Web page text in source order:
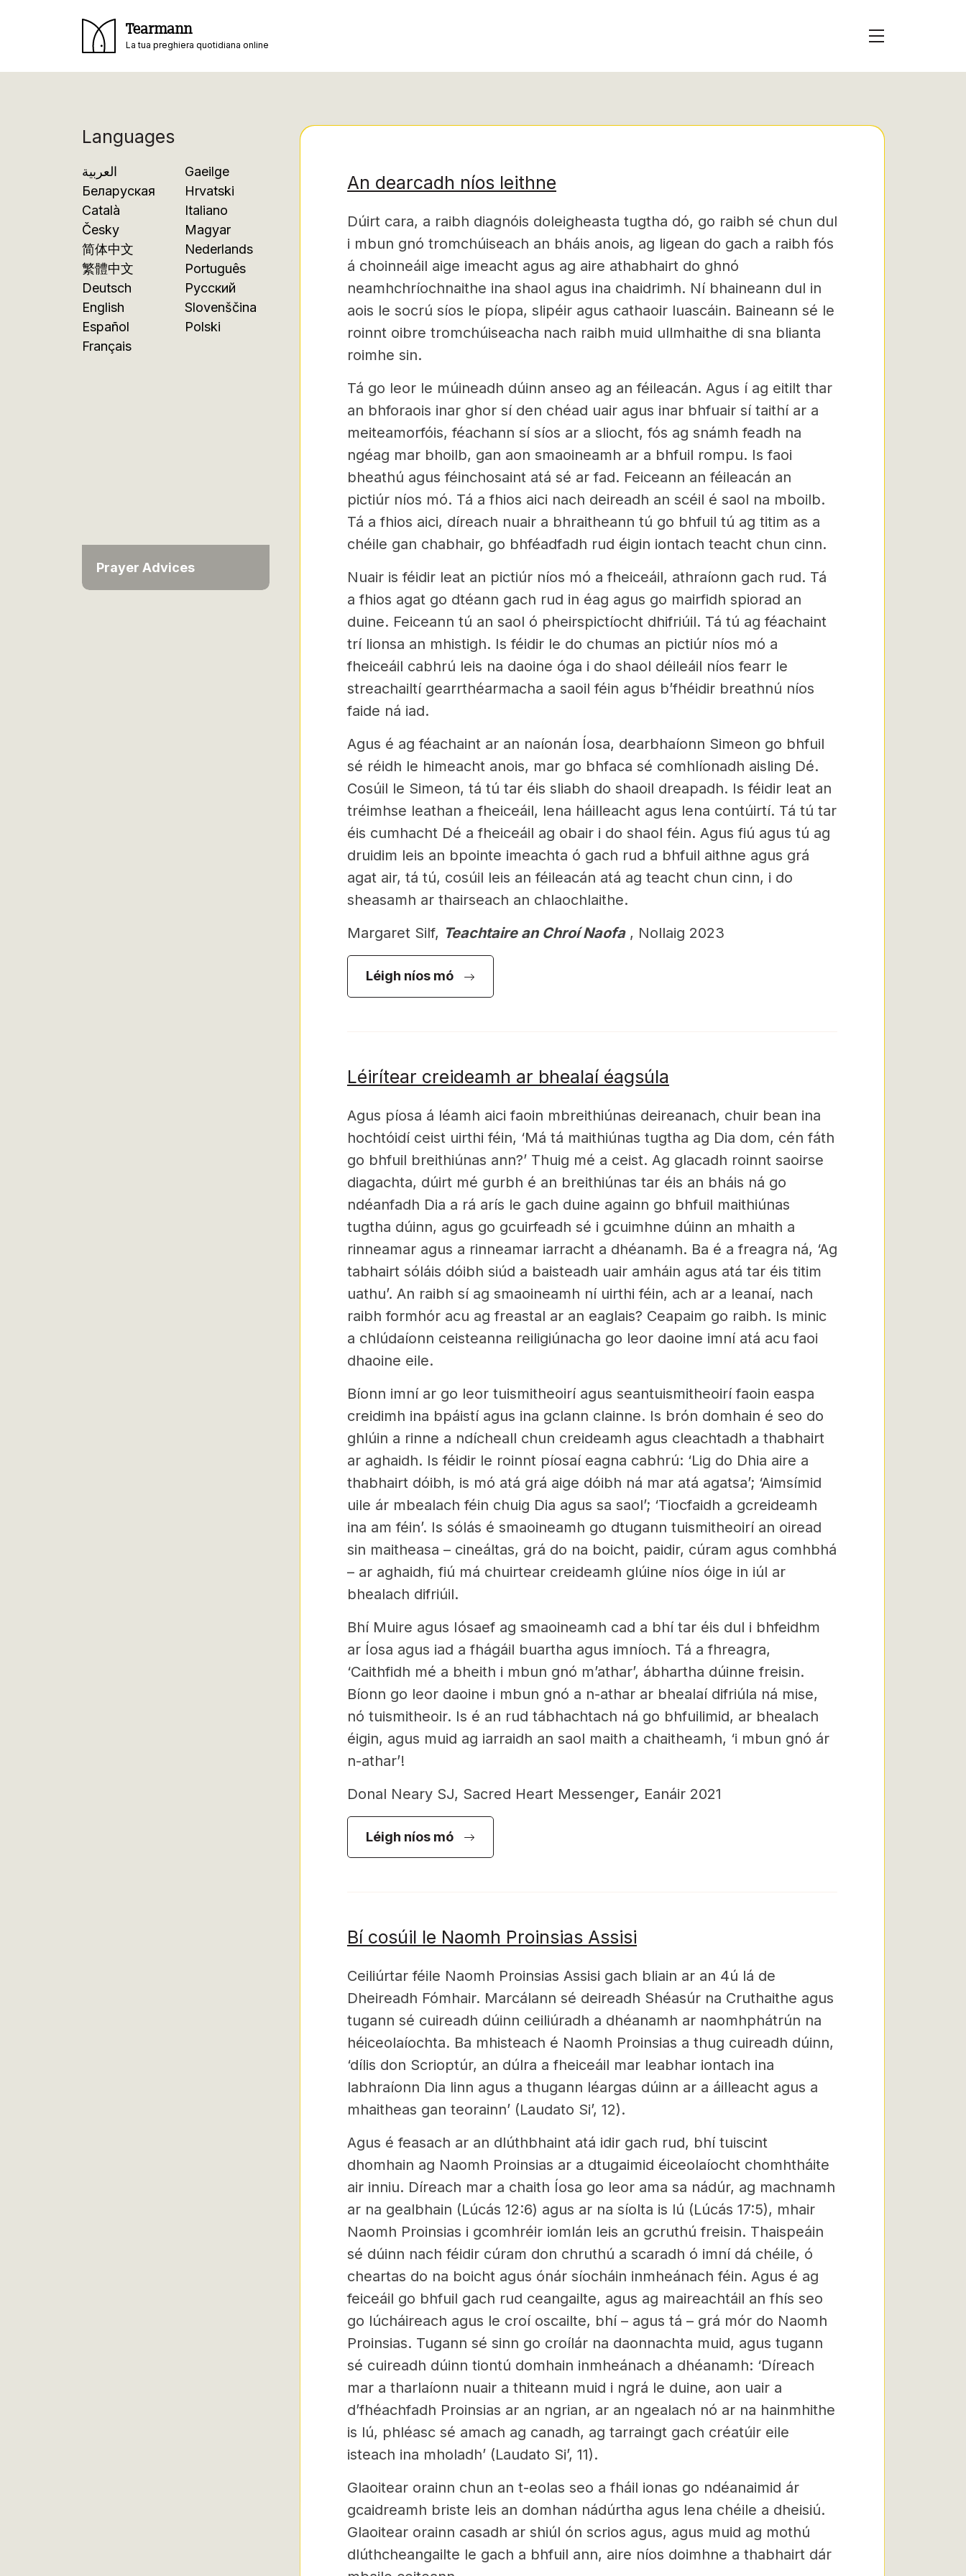
Tearmann
La tua preghiera quotidiana online
Languages
العربية
Беларуская
Català
Česky
简体中文
繁體中文
Deutsch
English
Español
Français
Gaeilge
Hrvatski
Italiano
Magyar
Nederlands
Português
Русский
Slovenščina
Polski
Prayer Advices
An dearcadh níos leithne
Dúirt cara, a raibh diagnóis doleigheasta tugtha dó, go raibh sé chun dul
i mbun gnó tromchúiseach an bháis anois, ag ligean do gach a raibh fós
á choinneáil aige imeacht agus ag aire athabhairt do ghnó
neamhchríochnaithe ina shaol agus ina chaidrimh. Ní bhaineann dul in
aois le socrú síos le píopa, slipéir agus cathaoir luascáin. Baineann sé le
roinnt oibre tromchúiseacha nach raibh muid ullmhaithe di sna blianta
roimhe sin.
Tá go leor le múineadh dúinn anseo ag an féileacán. Agus í ag eitilt thar
an bhforaois inar ghor sí den chéad uair agus inar bhfuair sí taithí ar a
meiteamorfóis, féachann sí síos ar a sliocht, fós ag snámh feadh na
ngéag mar bhoilb, gan aon smaoineamh ar a bhfuil rompu. Is faoi
bheathú agus féinchosaint atá sé ar fad. Feiceann an féileacán an
pictiúr níos mó. Tá a fhios aici nach deireadh an scéil é saol na mboilb.
Tá a fhios aici, díreach nuair a bhraitheann tú go bhfuil tú ag titim as a
chéile gan chabhair, go bhféadfadh rud éigin iontach teacht chun cinn.
Nuair is féidir leat an pictiúr níos mó a fheiceáil, athraíonn gach rud. Tá
a fhios agat go dtéann gach rud in éag agus go mairfidh spiorad an
duine. Feiceann tú an saol ó pheirspictíocht dhifriúil. Tá tú ag féachaint
trí lionsa an mhistigh. Is féidir le do chumas an pictiúr níos mó a
fheiceáil cabhrú leis na daoine óga i do shaol déileáil níos fearr le
streachailtí gearrthéarmacha a saoil féin agus b’fhéidir breathnú níos
faide ná iad.
Agus é ag féachaint ar an naíonán Íosa, dearbhaíonn Simeon go bhfuil
sé réidh le himeacht anois, mar go bhfaca sé comhlíonadh aisling Dé.
Cosúil le Simeon, tá tú tar éis sliabh do shaoil dreapadh. Is féidir leat an
tréimhse leathan a fheiceáil, lena háilleacht agus lena contúirtí. Tá tú tar
éis cumhacht Dé a fheiceáil ag obair i do shaol féin. Agus fiú agus tú ag
druidim leis an bpointe imeachta ó gach rud a bhfuil aithne agus grá
agat air, tá tú, cosúil leis an féileacán atá ag teacht chun cinn, i do
sheasamh ar thairseach an chlaochlaithe.
Margaret Silf, Teachtaire an Chroí Naofa, Nollaig 2023
Léigh níos mó
Léirítear creideamh ar bhealaí éagsúla
Agus píosa á léamh aici faoin mbreithiúnas deireanach, chuir bean ina
hochtóidí ceist uirthi féin, ‘Má tá maithiúnas tugtha ag Dia dom, cén fáth
go bhfuil breithiúnas ann?’ Thuig mé a ceist. Ag glacadh roinnt saoirse
diagachta, dúirt mé gurbh é an breithiúnas tar éis an bháis ná go
ndéanfadh Dia a rá arís le gach duine againn go bhfuil maithiúnas
tugtha dúinn, agus go gcuirfeadh sé i gcuimhne dúinn an mhaith a
rinneamar agus a rinneamar iarracht a dhéanamh. Ba é a freagra ná, ‘Ag
tabhairt sóláis dóibh siúd a baisteadh uair amháin agus atá tar éis titim
uathu’. An raibh sí ag smaoineamh ní uirthi féin, ach ar a leanaí, nach
raibh formhór acu ag freastal ar an eaglais? Ceapaim go raibh. Is minic
a chlúdaíonn ceisteanna reiligiúnacha go leor daoine imní atá acu faoi
dhaoine eile.
Bíonn imní ar go leor tuismitheoirí agus seantuismitheoirí faoin easpa
creidimh ina bpáistí agus ina gclann clainne. Is brón domhain é seo do
ghlúin a rinne a ndícheall chun creideamh agus cleachtadh a thabhairt
ar aghaidh. Is féidir le roinnt píosaí eagna cabhrú: ‘Lig do Dhia aire a
thabhairt dóibh, is mó atá grá aige dóibh ná mar atá agatsa’; ‘Aimsímid
uile ár mbealach féin chuig Dia agus sa saol’; ‘Tiocfaidh a gcreideamh
ina am féin’. Is sólás é smaoineamh go dtugann tuismitheoirí an oiread
sin maitheasa – cineáltas, grá do na boicht, paidir, cúram agus comhbhá
– ar aghaidh, fiú má chuirtear creideamh glúine níos óige in iúl ar
bhealach difriúil.
Bhí Muire agus Iósaef ag smaoineamh cad a bhí tar éis dul i bhfeidhm
ar Íosa agus iad a fhágáil buartha agus imníoch. Tá a fhreagra,
‘Caithfidh mé a bheith i mbun gnó m’athar’, ábhartha dúinne freisin.
Bíonn go leor daoine i mbun gnó a n-athar ar bhealaí difriúla ná mise,
nó tuismitheoir. Is é an rud tábhachtach ná go bhfuilimid, ar bhealach
éigin, agus muid ag iarraidh an saol maith a chaitheamh, ‘i mbun gnó ár
n-athar’!
Donal Neary SJ, Sacred Heart Messenger, Eanáir 2021
Léigh níos mó
Bí cosúil le Naomh Proinsias Assisi
Ceiliúrtar féile Naomh Proinsias Assisi gach bliain ar an 4ú lá de
Dheireadh Fómhair. Marcálann sé deireadh Shéasúr na Cruthaithe agus
tugann sé cuireadh dúinn ceiliúradh a dhéanamh ar naomhphátrún na
héiceolaíochta. Ba mhisteach é Naomh Proinsias a thug cuireadh dúinn,
‘dílis don Scrioptúr, an dúlra a fheiceáil mar leabhar iontach ina
labhraíonn Dia linn agus a thugann léargas dúinn ar a áilleacht agus a
mhaitheas gan teorainn’ (Laudato Si’, 12).
Agus é feasach ar an dlúthbhaint atá idir gach rud, bhí tuiscint
dhomhain ag Naomh Proinsias ar a dtugaimid éiceolaíocht chomhtháite
air inniu. Díreach mar a chaith Íosa go leor ama sa nádúr, ag machnamh
ar na gealbhain (Lúcás 12:6) agus ar na síolta is lú (Lúcás 17:5), mhair
Naomh Proinsias i gcomhréir iomlán leis an gcruthú freisin. Thaispeáin
sé dúinn nach féidir cúram don chruthú a scaradh ó imní dá chéile, ó
cheartas do na boicht agus ónár síocháin inmheánach féin. Agus é ag
feiceáil go bhfuil gach rud ceangailte, agus ag maireachtáil an fhís seo
go lúcháireach agus le croí oscailte, bhí – agus tá – grá mór do Naomh
Proinsias. Tugann sé sinn go croílár na daonnachta muid, agus tugann
sé cuireadh dúinn tiontú domhain inmheánach a dhéanamh: ‘Díreach
mar a tharlaíonn nuair a thiteann muid i ngrá le duine, aon uair a
d’fhéachfadh Proinsias ar an ngrian, ar an ngealach nó ar na hainmhithe
is lú, phléasc sé amach ag canadh, ag tarraingt gach créatúir eile
isteach ina mholadh’ (Laudato Si’, 11).
Glaoitear orainn chun an t-eolas seo a fháil ionas go ndéanaimid ár
gcaidreamh briste leis an domhan nádúrtha agus lena chéile a dheisiú.
Glaoitear orainn casadh ar shiúl ón scrios agus, agus muid ag mothú
dlúthcheangailte le gach a bhfuil ann, aire níos doimhne a thabhairt dár